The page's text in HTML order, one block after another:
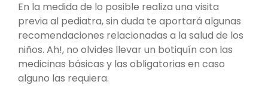
En la medida de lo posible realiza una visita
previa al pediatra, sin duda te aportará algunas
recomendaciones relacionadas a la salud de los
niños. Ah!, no olvides llevar un botiquín con las
medicinas básicas y las obligatorias en caso
alguno las requiera.